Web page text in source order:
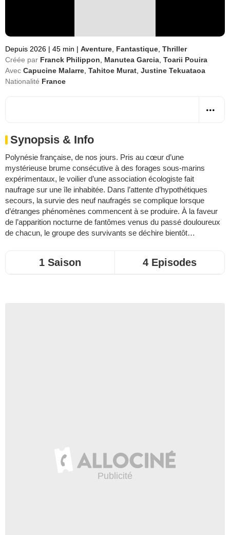
Depuis 2026 | 45 min | Aventure Fantastique Thriller
Créée par Franck Philippon Manutea Garcia Toarii Pouira
Avec Capucine Malarre Tahitoe Murat Justine Tekuataoa
Nationalité France
Synopsis & Info
Polynésie française, de nos jours. Pris au cœur d’une
mystérieuse brume consécutive à des forages sous-marins
expérimentaux, le voilier d’une association écologiste fait
naufrage sur une île inhabitée. Dans l’attente d’hypothétiques
secours, la survie des neuf naufragés se complique lorsque
d’étranges phénomènes commencent à se produire. À la faveur
de l’apparition nocturne de fantômes venus du passé douloureux
de chacun, le groupe des survivants se déchire bientôt…
1 Saison 4 Episodes